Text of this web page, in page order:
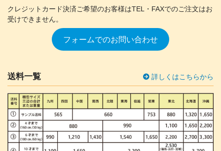
クレジットカード決済ご希望のお客様はTEL・FAXでのご注文はお
受けできません。
フォームでのお問い合わせ
送料一覧 詳しくはこちらから